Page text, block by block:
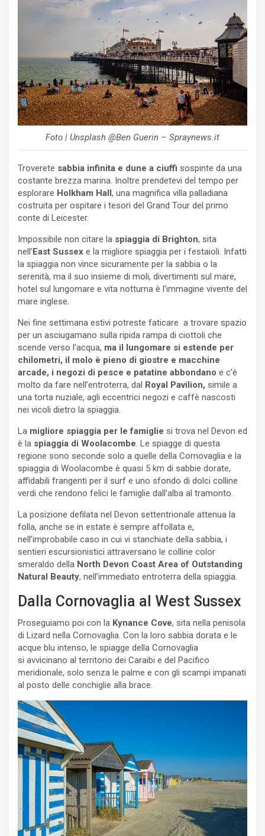
Foto | Unsplash @Ben Guerin – Spraynews.it
Troverete sabbia infinita e dune a ciuffi sospinte da una
costante brezza marina. Inoltre prendetevi del tempo per
esplorare Holkham Hall, una magnifica villa palladiana
costruita per ospitare i tesori del Grand Tour del primo
conte di Leicester.
Impossibile non citare la spiaggia di Brighton, sita
nell’East Sussex e la migliore spiaggia per i festaioli. Infatti
la spiaggia non vince sicuramente per la sabbia o la
serenità, ma il suo insieme di moli, divertimenti sul mare,
hotel sul lungomare e vita notturna è l’immagine vivente del
mare inglese.
Nei fine settimana estivi potreste faticare a trovare spazio
per un asciugamano sulla ripida rampa di ciottoli che
scende verso l’acqua, ma il lungomare si estende per
chilometri, il molo è pieno di giostre e macchine
arcade, i negozi di pesce e patatine abbondano e c’è
molto da fare nell’entroterra, dal Royal Pavilion, simile a
una torta nuziale, agli eccentrici negozi e caffè nascosti
nei vicoli dietro la spiaggia.
La migliore spiaggia per le famiglie si trova nel Devon ed
è la spiaggia di Woolacombe. Le spiagge di questa
regione sono seconde solo a quelle della Cornovaglia e la
spiaggia di Woolacombe è quasi 5 km di sabbie dorate,
affidabili frangenti per il surf e uno sfondo di dolci colline
verdi che rendono felici le famiglie dall’alba al tramonto.
La posizione defilata nel Devon settentrionale attenua la
folla, anche se in estate è sempre affollata e,
nell’improbabile caso in cui vi stanchiate della sabbia, i
sentieri escursionistici attraversano le colline color
smeraldo della North Devon Coast Area of Outstanding
Natural Beauty, nell’immediato entroterra della spiaggia.
Dalla Cornovaglia al West Sussex
Proseguiamo poi con la Kynance Cove, sita nella penisola
di Lizard nella Cornovaglia. Con la loro sabbia dorata e le
acque blu intenso, le spiagge della Cornovaglia
si avvicinano al territorio dei Caraibi e del Pacifico
meridionale, solo senza le palme e con gli scampi impanati
al posto delle conchiglie alla brace.